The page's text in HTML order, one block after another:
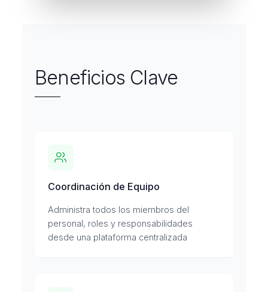
Beneficios Clave
Coordinación de Equipo
Administra todos los miembros del
personal, roles y responsabilidades
desde una plataforma centralizada